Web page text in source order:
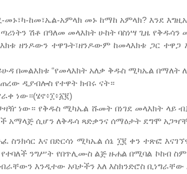
ከመ፣ኤል-አምላክ መኑ ከማከ አምላክ? እንደ
ሽቶ በዓለመ መላእክት ሁከት ባስነሣ ጊዜ
ዘንዶውን ተዋጉት፣ዘንዶውም ከመላእክቱ ጋር
በመልእክቱ “የመላእክት አለቃ ቅዱስ ሚካኤል በማለት
ዲያብሎስ የተዋት ክብሩ ናት።
ነው።(ሄኖ፥፲፥፩፪)
ነው። የቅዱስ ሚካኤል ሹመት በነገደ መላእክት ላይ
አማላጅ ሲሆን ለቅዱሳ ጻድቃንና ሰማዕታት ደግሞ
ስንክሳር እና በድርሳነ ሚካኤል ሰኔ ፲፪ ቀን ተጽፎ
የተባለች ንግሥት የበጥሊሙስ ልጅ ዙሐል በሚባል ኮከብ
እንዲተው አባታችን እለ እስክንድሮስ